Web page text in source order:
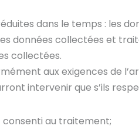
dans le temps : les
données collectées et
collectées.
aux exigences de
intervenir que s’ils
consenti au traitement;